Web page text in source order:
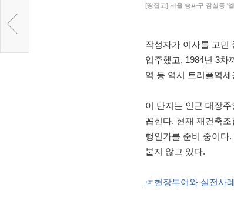
[땅집고] 서울 송파구 잠실동 '
작성자가 이사를 고민
입주했고, 1984년 3차
역 등 역시 트리플역
이 단지는 인근 대장주
꼽힌다. 현재 재건축
행인가를 준비 중이다
붙지 않고 있다.
☞현장투어와 실전사